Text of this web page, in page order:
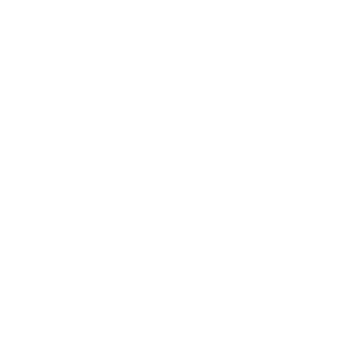
Küçük Damar Cerrahisi)
Uygulamalar
(İkinci-Üçüncü Kalp